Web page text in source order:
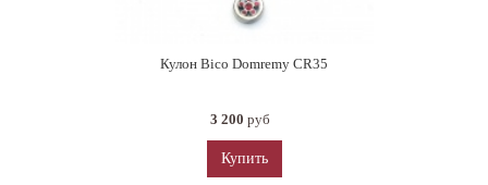
Кулон Bico Domremy CR35
3 200 руб
Купить